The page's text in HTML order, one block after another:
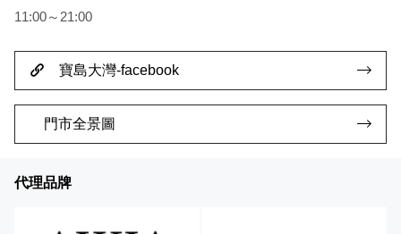
11:00～21:00
寶島大灣-facebook
門市全景圖
代理品牌